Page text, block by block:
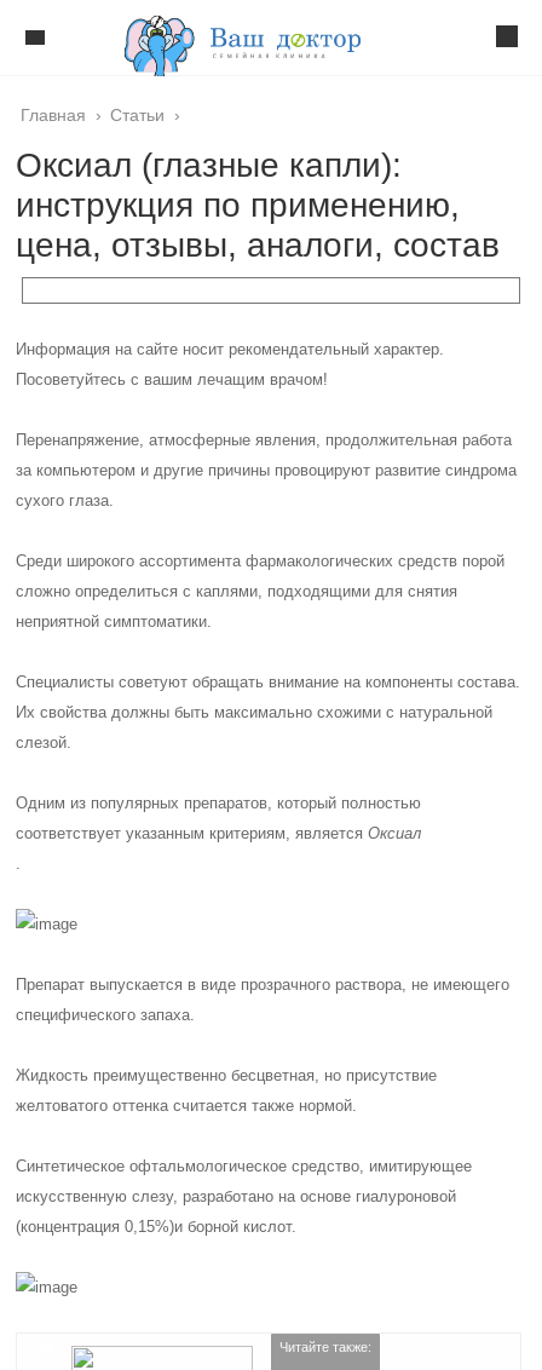
Главная › Статьи ›
Оксиал (глазные капли):
инструкция по применению,
цена, отзывы, аналоги, состав
Информация на сайте носит рекомендательный характер.
Посоветуйтесь с вашим лечащим врачом!
Перенапряжение, атмосферные явления, продолжительная работа
за компьютером и другие причины провоцируют развитие синдрома
сухого глаза.
Среди широкого ассортимента фармакологических средств порой
сложно определиться с каплями, подходящими для снятия
неприятной симптоматики.
Специалисты советуют обращать внимание на компоненты состава.
Их свойства должны быть максимально схожими с натуральной
слезой.
Одним из популярных препаратов, который полностью
соответствует указанным критериям, являетсяОксиал
.
Препарат выпускается в виде прозрачного раствора, не имеющего
специфического запаха.
Жидкость преимущественно бесцветная, но присутствие
желтоватого оттенка считается также нормой.
Синтетическое офтальмологическое средство, имитирующее
искусственную слезу, разработано на основе гиалуроновой
(концентрация 0,15%)и борной кислот.
Читайте также: